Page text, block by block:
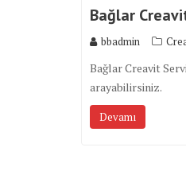
Bağlar
bbadmin
Bağlar Creavit
arayabilirsiniz.
Devamı